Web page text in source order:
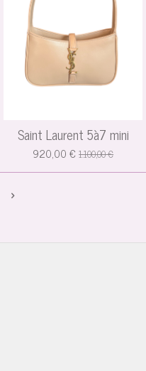
Saint Laurent 5à7 mini
920,00 € 1.100,00 €